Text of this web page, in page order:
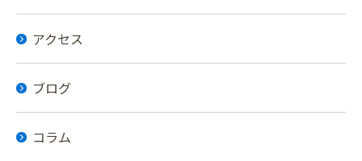
アクセス
ブログ
コラム